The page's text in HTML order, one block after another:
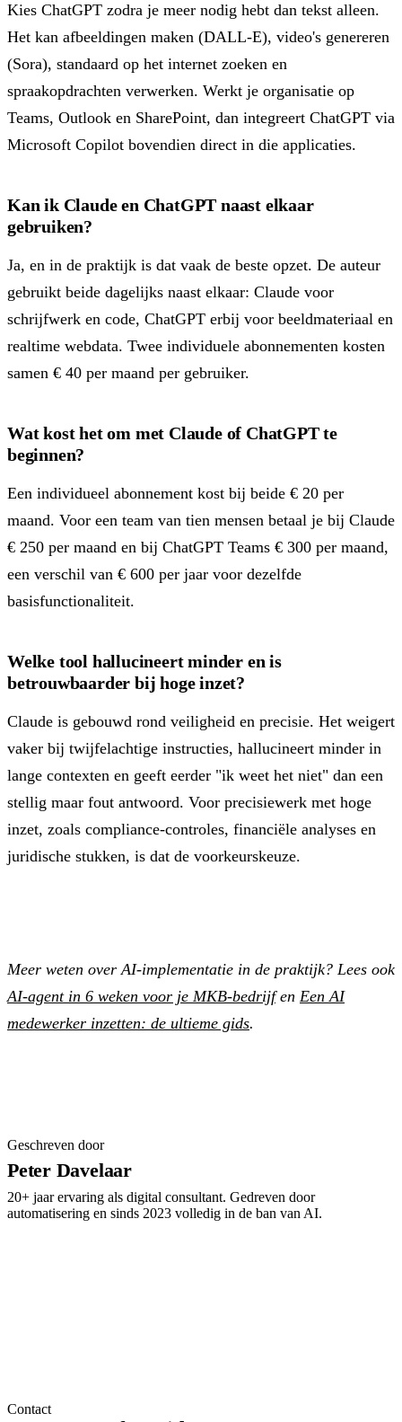
Kies ChatGPT zodra je meer nodig hebt dan tekst alleen.
Het kan afbeeldingen maken (DALL-E), video's genereren
(Sora), standaard op het internet zoeken en
spraakopdrachten verwerken. Werkt je organisatie op
Teams, Outlook en SharePoint, dan integreert ChatGPT via
Microsoft Copilot bovendien direct in die applicaties.
Kan ik Claude en ChatGPT naast elkaar
gebruiken?
Ja, en in de praktijk is dat vaak de beste opzet. De auteur
gebruikt beide dagelijks naast elkaar: Claude voor
schrijfwerk en code, ChatGPT erbij voor beeldmateriaal en
realtime webdata. Twee individuele abonnementen kosten
samen € 40 per maand per gebruiker.
Wat kost het om met Claude of ChatGPT te
beginnen?
Een individueel abonnement kost bij beide € 20 per
maand. Voor een team van tien mensen betaal je bij Claude
€ 250 per maand en bij ChatGPT Teams € 300 per maand,
een verschil van € 600 per jaar voor dezelfde
basisfunctionaliteit.
Welke tool hallucineert minder en is
betrouwbaarder bij hoge inzet?
Claude is gebouwd rond veiligheid en precisie. Het weigert
vaker bij twijfelachtige instructies, hallucineert minder in
lange contexten en geeft eerder "ik weet het niet" dan een
stellig maar fout antwoord. Voor precisiewerk met hoge
inzet, zoals compliance-controles, financiële analyses en
juridische stukken, is dat de voorkeurskeuze.
Meer weten over AI-implementatie in de praktijk? Lees ook
AI-agent in 6 weken voor je MKB-bedrijfen Een AI
medewerker inzetten: de ultieme gids.
Geschreven door
Peter Davelaar
20+ jaar ervaring als digital consultant. Gedreven door
automatisering en sinds 2023 volledig in de ban van AI.
Contact